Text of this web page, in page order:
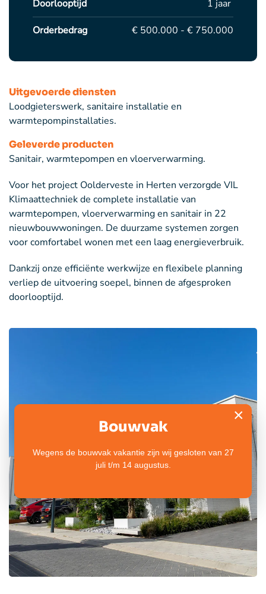
Doorlooptijd 1 jaar
Orderbedrag € 500.000 - € 750.000
Uitgevoerde diensten
Loodgieterswerk, sanitaire installatie en
warmtepompinstallaties.
Geleverde producten
Sanitair, warmtepompen en vloerverwarming.
Voor het project Oolderveste in Herten verzorgde VIL
Klimaattechniek de complete installatie van
warmtepompen, vloerverwarming en sanitair in 22
nieuwbouwwoningen. De duurzame systemen zorgen
voor comfortabel wonen met een laag energieverbruik.
Dankzij onze efficiënte werkwijze en flexibele planning
verliep de uitvoering soepel, binnen de afgesproken
doorlooptijd.
×
Bouwvak
Wegens de bouwvak vakantie zijn wij gesloten van 27
juli t/m 14 augustus.